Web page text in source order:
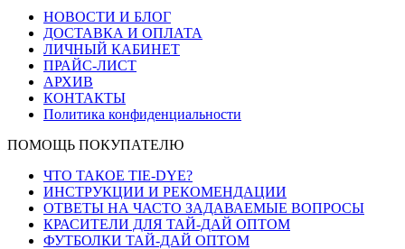
НОВОСТИ И БЛОГ
ДОСТАВКА И ОПЛАТА
ЛИЧНЫЙ КАБИНЕТ
ПРАЙС-ЛИСТ
АРХИВ
КОНТАКТЫ
Политика конфиденциальности
ПОМОЩЬ ПОКУПАТЕЛЮ
ЧТО ТАКОЕ TIE-DYE?
ИНСТРУКЦИИ И РЕКОМЕНДАЦИИ
ОТВЕТЫ НА ЧАСТО ЗАДАВАЕМЫЕ ВОПРОСЫ
КРАСИТЕЛИ ДЛЯ ТАЙ-ДАЙ ОПТОМ
ФУТБОЛКИ ТАЙ-ДАЙ ОПТОМ